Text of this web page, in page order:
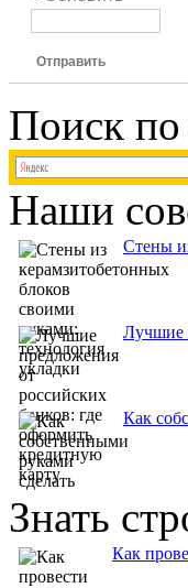
Отправить
Поиск по
Наши
Стены
Лучшие
Как
Знать
Как